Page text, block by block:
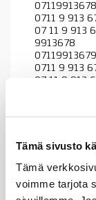
Tämä sivusto
Tämä
voimme tarjota
07119913678
0711 9 913
07 11 9 913
9913678
07119913679
0711 9 913
07 11 9 913
1332 2 244
2244205
0711 9 905
07 11 9 905
9905549